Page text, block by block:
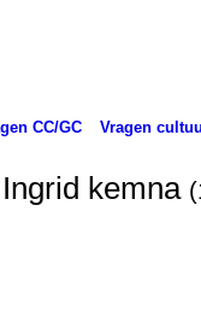
CC/GC Vragen
kemna